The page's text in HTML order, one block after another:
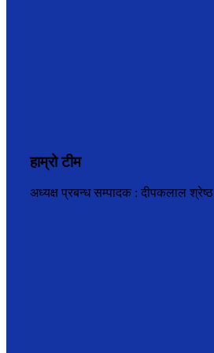
हाम्रो टीम
अध्यक्ष प्रबन्ध सम्पादक : दीपकलाल श्रेष्ठ